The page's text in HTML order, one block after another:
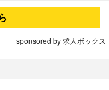
sponsored by 求人ボックス